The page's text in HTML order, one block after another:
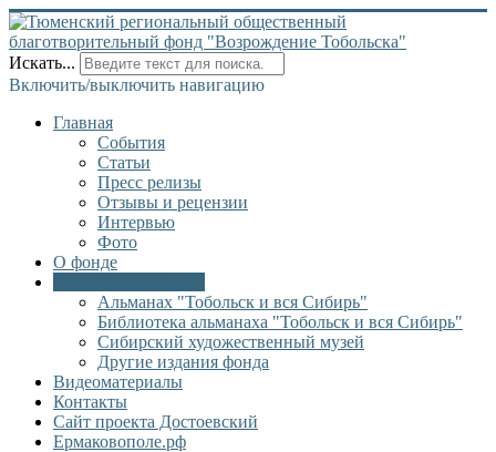
Искать...
Включить/выключить навигацию
Главная
События
Статьи
Пресс релизы
Отзывы и рецензии
Интервью
Фото
О фонде
Альманах "Тобольск и вся Сибирь"
Библиотека альманаха "Тобольск и вся Сибирь"
Сибирский художественный музей
Другие издания фонда
Видеоматериалы
Контакты
Сайт проекта Достоевский
Ермаковополе.рф